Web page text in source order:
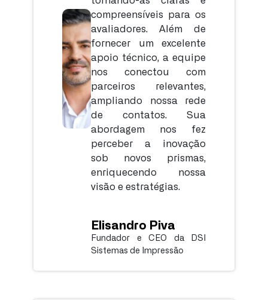
compreensíveis para os
avaliadores. Além de
fornecer um excelente
apoio técnico, a equipe
nos conectou com
parceiros relevantes,
ampliando nossa rede
de contatos. Sua
abordagem nos fez
perceber a inovação
sob novos prismas,
enriquecendo nossa
visão e estratégias.
Elisandro Piva
Fundador e CEO da DSI
Sistemas de Impressão